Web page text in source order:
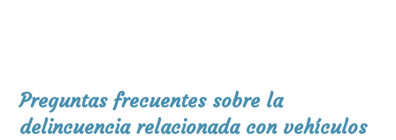
Preguntas frecuentes sobre la
delincuencia relacionada con vehículos